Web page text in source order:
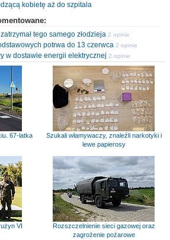
kobietę aż do szpitala
tego samego złodzieja 2 opinie
potrwa do 13 czerwca 2 opinie
w dostawie energii elektrycznej 2 opinie
67-latka
Szukali włamywaczy, znaleźli narkotyki i
lewe papierosy
VI
Rozszczelnienie sieci gazowej oraz
zagrożenie pożarowe